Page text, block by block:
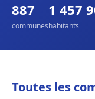
887
communes
1 457
habitants
Toutes les